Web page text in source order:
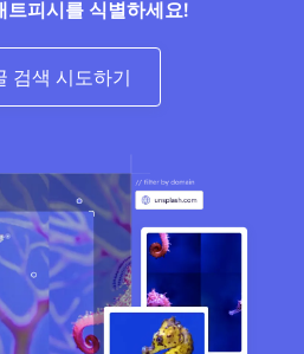
트피시를 식별하세요!
검색 시도하기